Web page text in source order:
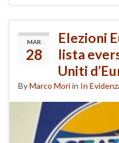
MAR
28
Elezioni
lista
Uniti
ByMarco Moriin In